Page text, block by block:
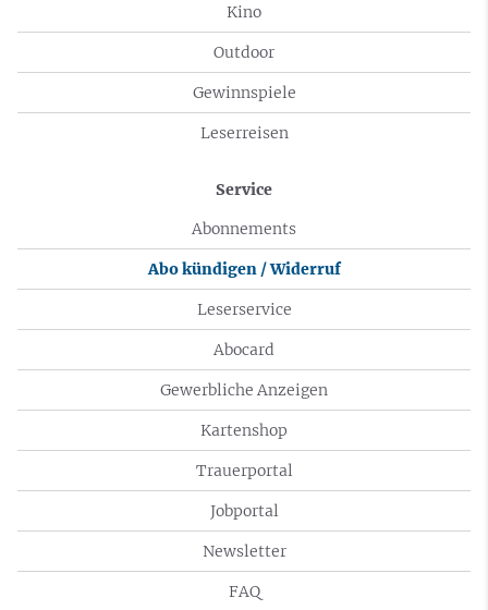
Kino
Outdoor
Gewinnspiele
Leserreisen
Service
Abonnements
Abo kündigen / Widerruf
Leserservice
Abocard
Gewerbliche Anzeigen
Kartenshop
Trauerportal
Jobportal
Newsletter
FAQ